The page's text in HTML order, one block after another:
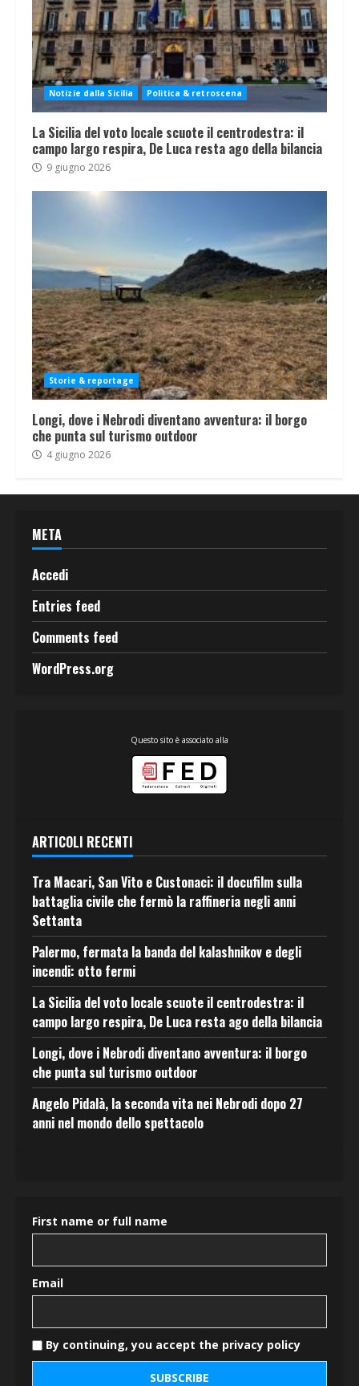
Notizie dalla Sicilia Politica & retroscena
La Sicilia del voto locale scuote il centrodestra: il
campo largo respira, De Luca resta ago della bilancia
9 giugno 2026
Storie & reportage
Longi, dove i Nebrodi diventano avventura: il borgo
che punta sul turismo outdoor
4 giugno 2026
META
Accedi
Entries feed
Comments feed
WordPress.org
Questo sito è associato alla
ARTICOLI RECENTI
Tra Macari, San Vito e Custonaci: il docufilm sulla
battaglia civile che fermò la raffineria negli anni
Settanta
Palermo, fermata la banda del kalashnikov e degli
incendi: otto fermi
La Sicilia del voto locale scuote il centrodestra: il
campo largo respira, De Luca resta ago della bilancia
Longi, dove i Nebrodi diventano avventura: il borgo
che punta sul turismo outdoor
Angelo Pidalà, la seconda vita nei Nebrodi dopo 27
anni nel mondo dello spettacolo
First name or full name
Email
By continuing, you accept the privacy policy